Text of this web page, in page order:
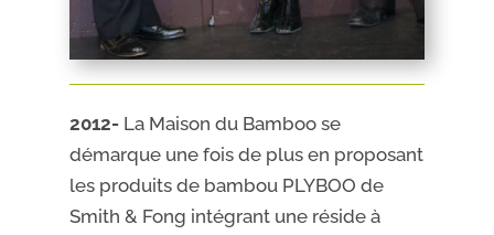
2012-La Maison du Bamboo se
démarque une fois de plus en proposant
les produits de bambou PLYBOO de
Smith & Fong intégrant une réside à